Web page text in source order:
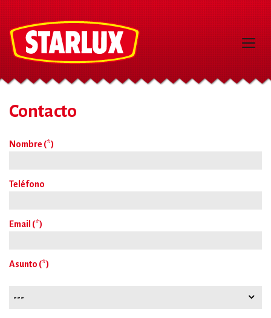
Contacto
Nombre (*)
Teléfono
Email (*)
Asunto (*)